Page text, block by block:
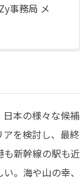
事務局 メ
本の様々な候補
を検討し、最終
新幹線の駅も近
。海や山の幸、